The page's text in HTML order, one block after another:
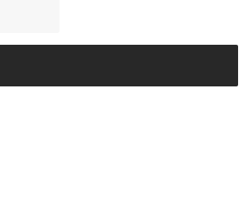
は？